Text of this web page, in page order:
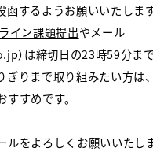
／お問い合わせ
するようお願いいたします
イン課題提出やメール
）は締切日の23時59分ま
ぎりまで取り組みたい方は
すめです。
をよろしくお願いいたしま